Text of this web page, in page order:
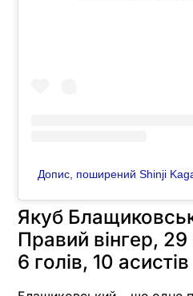
Допис, поширений Shinji
Якуб
Правий вінгер, 29
6 голів, 10 асистів